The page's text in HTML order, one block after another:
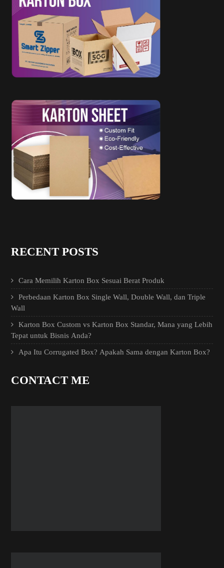
RECENT POSTS
Cara Memilih Karton Box Sesuai Berat Produk
Perbedaan Karton Box Single Wall, Double Wall, dan Triple
Wall
Karton Box Custom vs Karton Box Standar, Mana yang Lebih
Tepat untuk Bisnis Anda?
Apa Itu Corrugated Box? Apakah Sama dengan Karton Box?
CONTACT ME